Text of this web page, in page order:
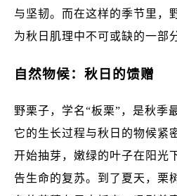
与坚韧。而在这样的季节里，
为秋日肌理中不可或缺的一部
自然物候：秋日的馈赠
野栗子，学名“板栗”，是秋季
它的生长过程与秋日的物候紧
开始抽芽，嫩绿的叶子在阳光
告生命的复苏。到了夏天，栗